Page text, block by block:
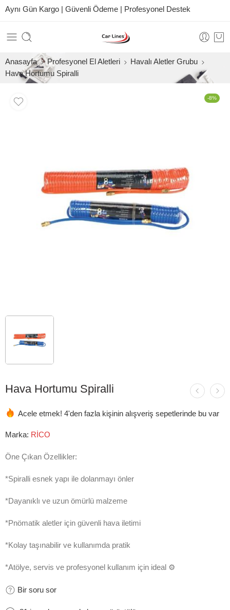
Aynı Gün Kargo | Güvenli Ödeme | Profesyonel Destek
Anasayfa Profesyonel El Aletleri
Havalı Aletler Grubu
Hava Hortumu Spiralli
-8%
Hava Hortumu Spiralli
Acele etmek! 4'den fazla kişinin alışveriş sepetlerinde bu var
Marka: RİCO
Öne Çıkan Özellikler:
*Spiralli esnek yapı ile dolanmayı önler
*Dayanıklı ve uzun ömürlü malzeme
*Pnömatik aletler için güvenli hava iletimi
*Kolay taşınabilir ve kullanımda pratik
*Atölye, servis ve profesyonel kullanım için ideal ⚙️
Bir soru sor